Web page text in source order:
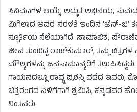
ಸಿನಿಮಾಗಳ ಆಯ್ಕೆ, ಅದ್ಭುತ ಅಭಿನಯ,
ಮಿಗಿಲಾದ ಅವರ ಸರಳತೆ ಇಂದಿನ ‘ಜೆನ್-ಜಿ’
ಸ್ಫೂರ್ತಿಯ ಸೆಲೆಯಾಗಿದೆ. ಸಾಮಾಜಿಕ, ಪೌರಾಣಿಕ
ಜೀವ ತುಂಬಿದ್ದ ರಾಜ್‌ಕುಮಾರ್, ತಮ್ಮ
ಮೌಲ್ಯಗಳನ್ನು ಜನಸಾಮಾನ್ಯರಿಗೆ
ಗಾಯನದಲ್ಲೂ ರಾಷ್ಟ್ರ ಪ್ರಶಸ್ತಿ ಪಡೆದ ಇವರು,
ಚಿತ್ರರಂಗದ ಏಳಿಗೆಗಾಗಿ ಶ್ರಮಿಸಿ, ಕನ್ನಡಪರ
ನಿಂತವರು.